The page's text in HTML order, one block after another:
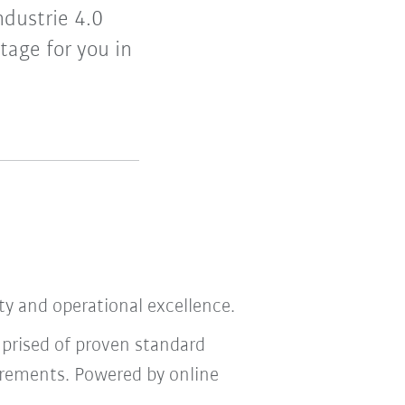
4.0
for you in
and operational excellence.
of proven standard
Powered by online